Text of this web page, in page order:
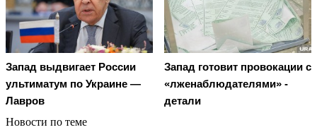
Запад выдвигает России
ультиматум по Украине —
Лавров
Запад готовит провокации с
«лженаблюдателями» -
детали
Новости по теме